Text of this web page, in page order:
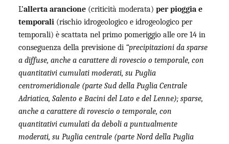
L’allerta arancione (criticità moderata) per pioggia e
temporali (rischio idrogeologico e idrogeologico per
temporali) è scattata nel primo pomeriggio alle ore 14 in
conseguenza della previsione di “precipitazioni da sparse
a diffuse, anche a carattere di rovescio o temporale, con
quantitativi cumulati moderati, su Puglia
centromeridionale (parte Sud della Puglia Centrale
Adriatica, Salento e Bacini del Lato e del Lenne); sparse,
anche a carattere di rovescio o temporale, con
quantitativi cumulati da deboli a puntualmente
moderati, su Puglia centrale (parte Nord della Puglia